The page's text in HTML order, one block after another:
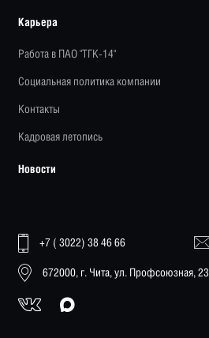
Карьера
Работа в ПАО "ТГК-14"
Социальная политика компании
Контакты
Кадровая летопись
Новости
+7 ( 3022) 38 46 66
672000, г. Чита, ул. Профсоюзная, 23